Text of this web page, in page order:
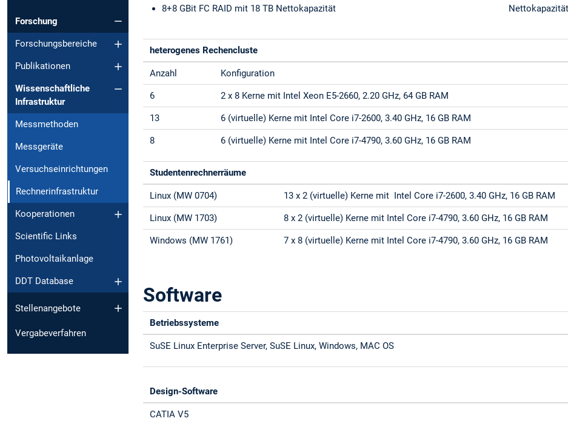
Forschung
Forschungsbereiche
Publikationen
Wissenschaftliche
Infrastruktur
Messmethoden
Messgeräte
Versuchseinrichtungen
Rechnerinfrastruktur
Kooperationen
Scientific Links
Photovoltaikanlage
DDT Database
Stellenangebote
Vergabeverfahren
8+8 GBit FC RAID mit 18 TB Nettokapazität
Nettokapazität
heterogenes Rechencluste
Anzahl Konfiguration
6 2 x 8 Kerne mit Intel Xeon E5-2660, 2.20 GHz, 64 GB RAM
13 6 (virtuelle) Kerne mit Intel Core i7-2600, 3.40 GHz, 16 GB RAM
8 6 (virtuelle) Kerne mit Intel Core i7-4790, 3.60 GHz, 16 GB RAM
Studentenrechnerräume
Linux (MW 0704) 13 x 2 (virtuelle) Kerne mit Intel Core i7-2600, 3.40 GHz, 16 GB RAM
Linux (MW 1703) 8 x 2 (virtuelle) Kerne mit Intel Core i7-4790, 3.60 GHz, 16 GB RAM
Windows (MW 1761) 7 x 8 (virtuelle) Kerne mit Intel Core i7-4790, 3.60 GHz, 16 GB RAM
Software
Betriebssysteme
SuSE Linux Enterprise Server, SuSE Linux, Windows, MAC OS
Design-Software
CATIA V5